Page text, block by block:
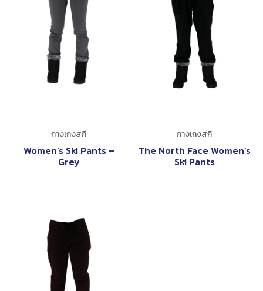
กางเกงสกี
Women’s Ski Pants –
Grey
กางเกงสกี
The North Face Women’s
Ski Pants